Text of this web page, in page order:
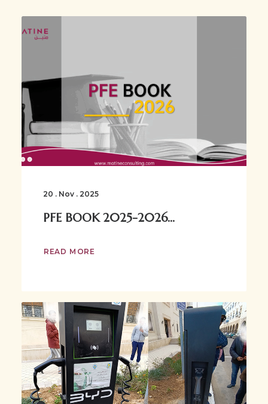
20 . Nov . 2025
PFE BOOK 2025-2026...
READ MORE